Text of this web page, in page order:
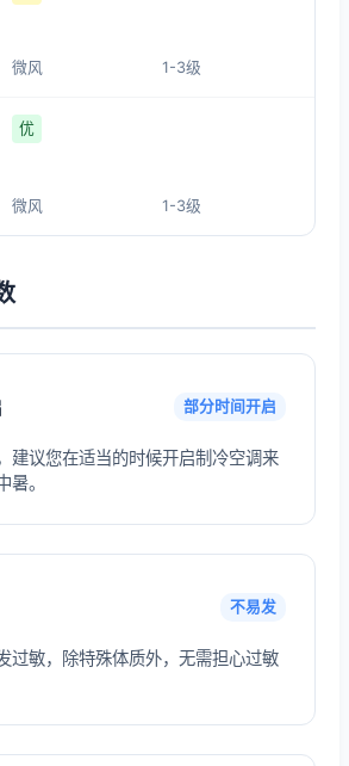
微风 1-3级
优
微风 1-3级
部分时间开启
建议您在适当的时候开启制冷空调来
暑。
不易发
过敏，除特殊体质外，无需担心过敏